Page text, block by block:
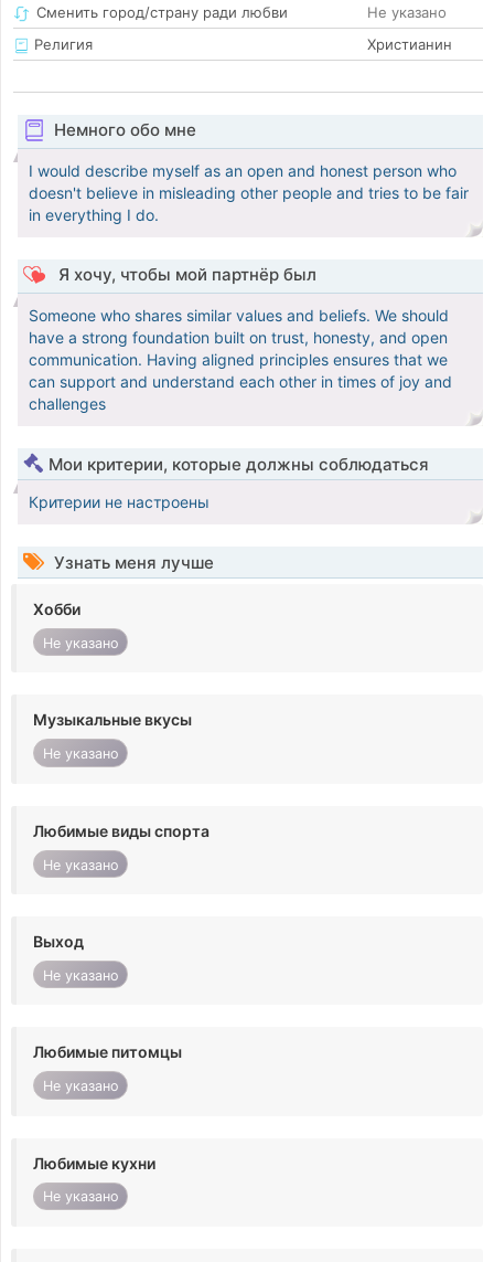
Сменить город/страну ради любви
Не указано
Религия
Христианин
Немного обо мне
I would describe myself as an open and honest person who
doesn't believe in misleading other people and tries to be fair
in everything I do.
Я хочу, чтобы мой партнёр был
Someone who shares similar values and beliefs. We should
have a strong foundation built on trust, honesty, and open
communication. Having aligned principles ensures that we
can support and understand each other in times of joy and
challenges
Мои критерии, которые должны соблюдаться
Критерии не настроены
Узнать меня лучше
Хобби
Не указано
Музыкальные вкусы
Не указано
Любимые виды спорта
Не указано
Выход
Не указано
Любимые питомцы
Не указано
Любимые кухни
Не указано